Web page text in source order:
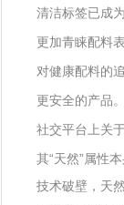
清洁标签已成
更加青睐配料
对健康配料的
更安全的产品
社交平台上关
其“天然”属性
技术破壁，天